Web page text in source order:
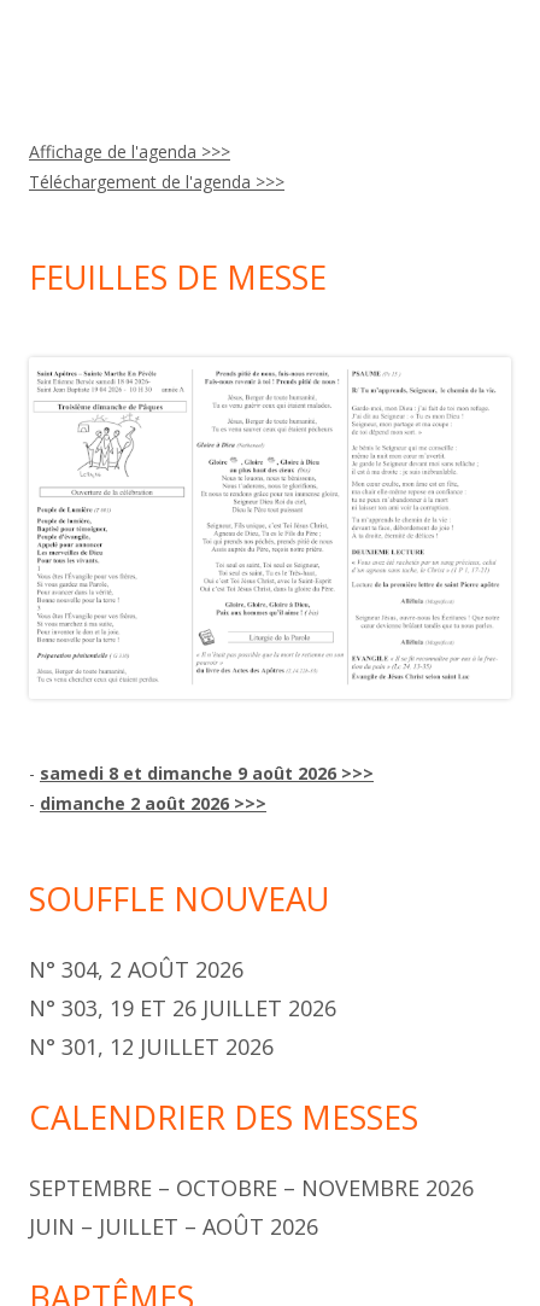
Affichage de l'agenda >>>
Téléchargement de l'agenda >>>
FEUILLES DE MESSE
- samedi 8 et dimanche 9 août 2026 >>>
- dimanche 2 août 2026 >>>
SOUFFLE NOUVEAU
N° 304, 2 AOÛT 2026
N° 303, 19 ET 26 JUILLET 2026
N° 301, 12 JUILLET 2026
CALENDRIER DES MESSES
SEPTEMBRE – OCTOBRE – NOVEMBRE 2026
JUIN – JUILLET – AOÛT 2026
BAPTÊMES